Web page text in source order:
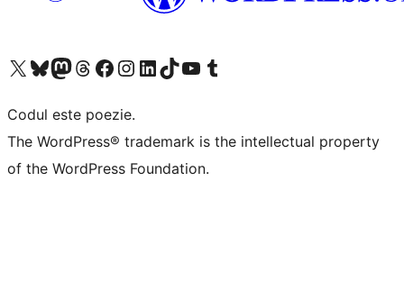
Mergi la contul nostru X (fost Twitter)
Vizitează contul nostru Bluesky
Vizitează contul nostru Mastodon
Vizitează contul nostru Threads
Vizitează pagina noastră Facebook
Vizitează-ne pe Instagram
Vizitează-ne pe LinkedIn
Vizitează contul nostru TikTok
Vizitează canalul nostru YouTube
Vizitează contul nostru Tumblr
Codul este poezie.
The WordPress® trademark is the intellectual property
of the WordPress Foundation.